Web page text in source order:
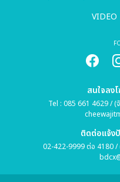
VIDEO
สนใจลง
Tel : 085 661 4629 / (
ติดต่อแจ้ง
02-422-9999 ต่อ 4180 /